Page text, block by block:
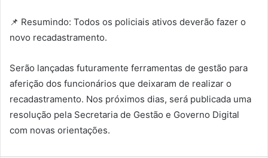
📌 Resumindo: Todos os policiais ativos deverão fazer o
novo recadastramento.
Serão lançadas futuramente ferramentas de gestão para
aferição dos funcionários que deixaram de realizar o
recadastramento. Nos próximos dias, será publicada uma
resolução pela Secretaria de Gestão e Governo Digital
com novas orientações.